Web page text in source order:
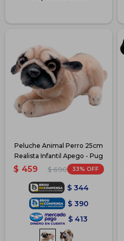
Peluche Animal Perro 25cm
Realista Infantil Apego - Pug
$ 459 $ 690 33
$ 344
$ 390
$ 413